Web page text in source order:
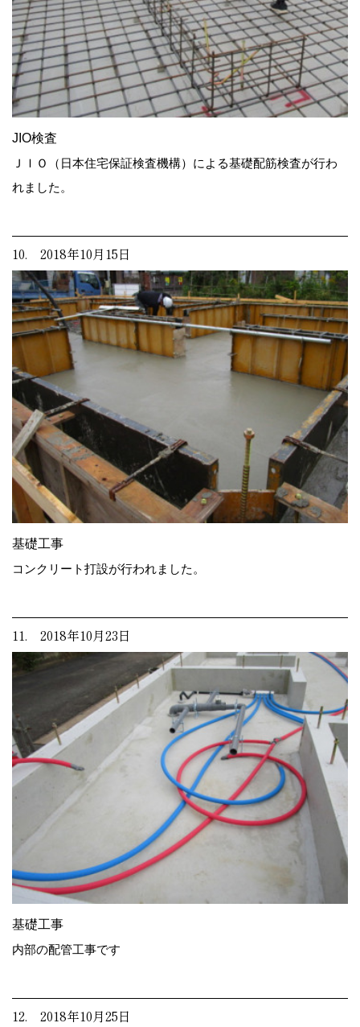
JIO検査
ＪＩＯ（日本住宅保証検査機構）による基礎配筋検査が行わ
れました。
10. 2018年10月15日
基礎工事
コンクリート打設が行われました。
11. 2018年10月23日
基礎工事
内部の配管工事です
12. 2018年10月25日